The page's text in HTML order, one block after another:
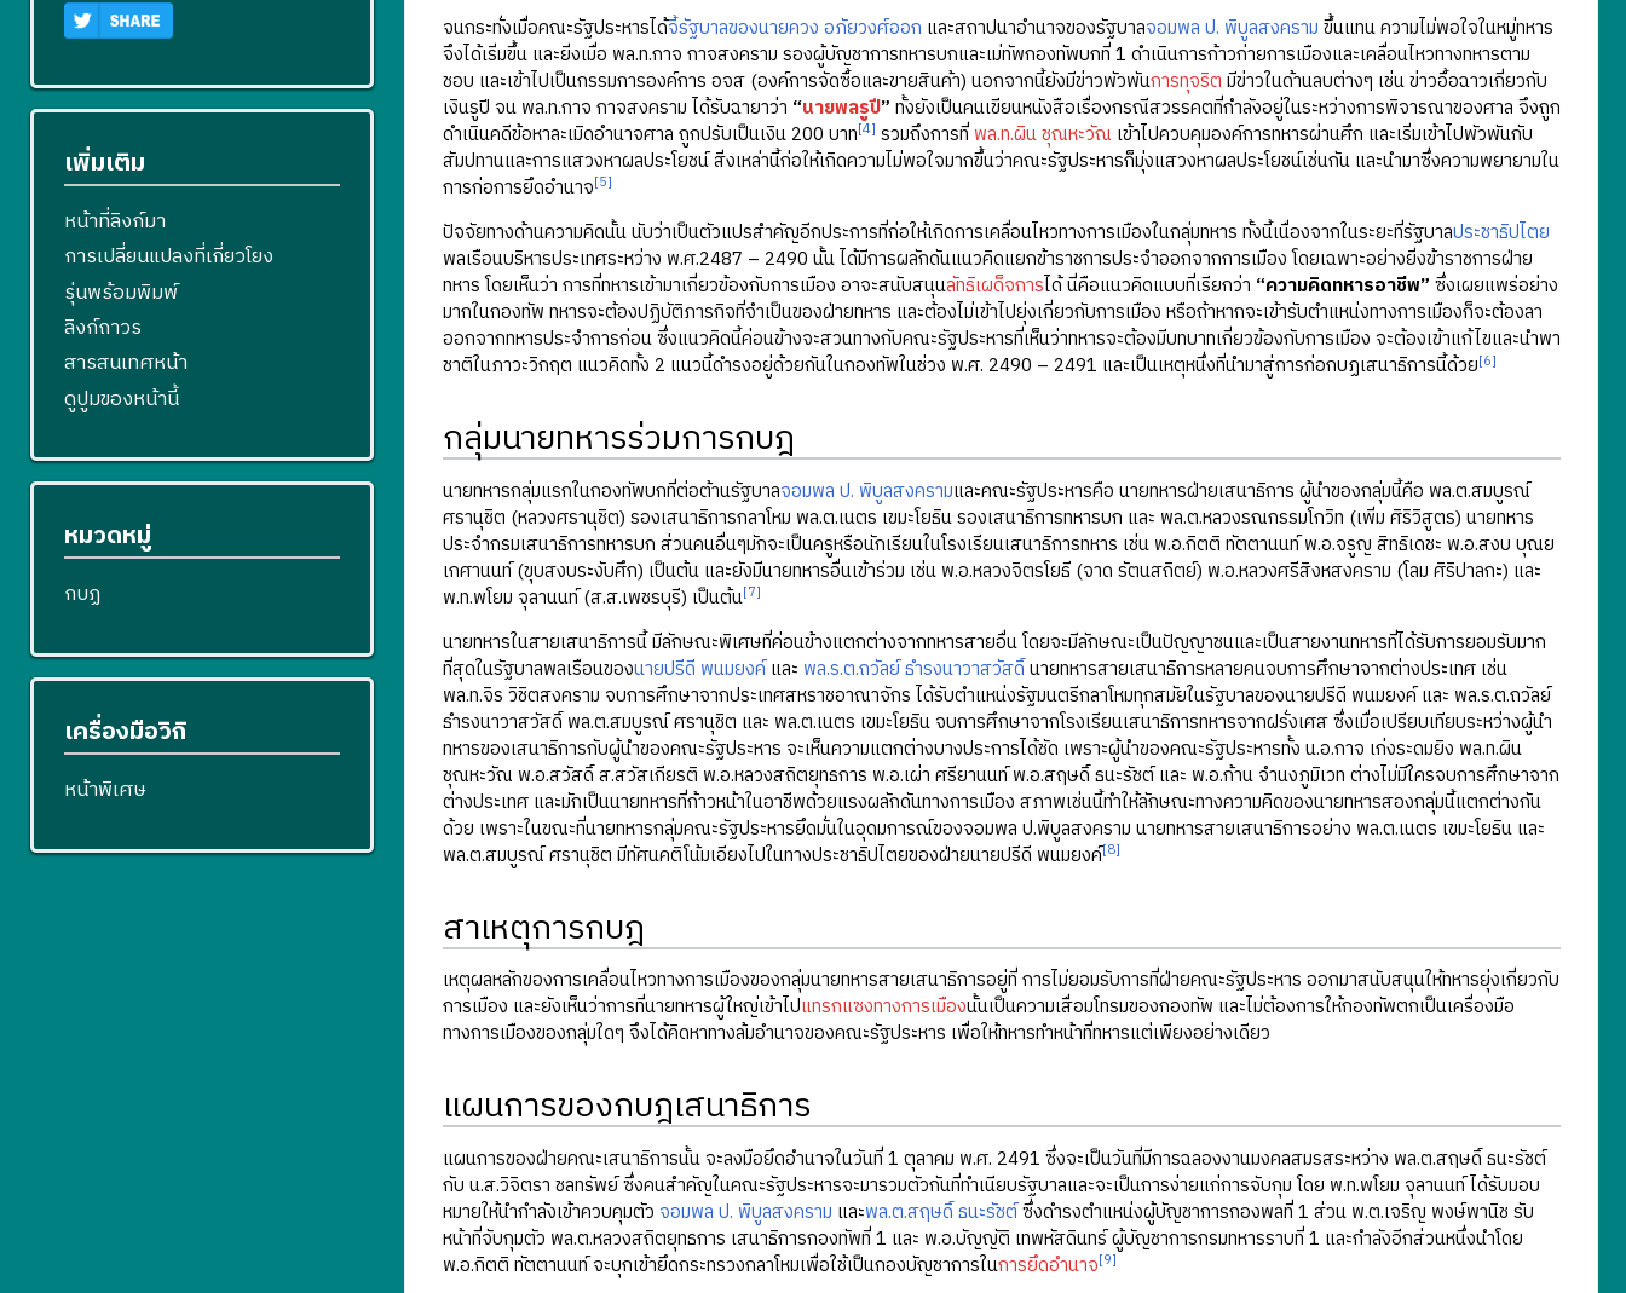
จนกระทั่งเมื่อคณะรัฐประหารได้จี้รัฐบาลของนายควง อภัยวงศ์ออก และสถาปนาอำนาจของรัฐบาลจอมพล ป. พิบูลสงคราม ขึ้นแทน ความไม่พอใจในหมู่ทหาร
จึงได้เริ่มขึ้น และยิ่งเมื่อ พล.ท.กาจ กาจสงคราม รองผู้บัญชาการทหารบกและเม่ทัพกองทัพบกที่ 1 ดำเนินการก้าวก่ายการเมืองและเคลื่อนไหวทางทหารตาม
ชอบ และเข้าไปเป็นกรรมการองค์การ อจส (องค์การจัดซื้อและขายสินค้า) นอกจากนี้ยังมีข่าวพัวพันการทุจริต มีข่าวในด้านลบต่างๆ เช่น ข่าวอื้อฉาวเกี่ยวกับ
เงินรูปี จน พล.ท.กาจ กาจสงคราม ได้รับฉายาว่า “นายพลรูปี” ทั้งยังเป็นคนเขียนหนังสือเรื่องกรณีสวรรคตที่กำลังอยู่ในระหว่างการพิจารณาของศาล จึงถูก
ดำเนินคดีข้อหาละเมิดอำนาจศาล ถูกปรับเป็นเงิน 200 บาท[4] รวมถึงการที่ พล.ท.ผิน ชุณหะวัณ เข้าไปควบคุมองค์การทหารผ่านศึก และเริ่มเข้าไปพัวพันกับ
สัมปทานและการแสวงหาผลประโยชน์ สิ่งเหล่านี้ก่อให้เกิดความไม่พอใจมากขึ้นว่าคณะรัฐประหารก็มุ่งแสวงหาผลประโยชน์เช่นกัน และนำมาซึ่งความพยายามใน
การก่อการยึดอำนาจ[5]
ปัจจัยทางด้านความคิดนั้น นับว่าเป็นตัวแปรสำคัญอีกประการที่ก่อให้เกิดการเคลื่อนไหวทางการเมืองในกลุ่มทหาร ทั้งนี้เนื่องจากในระยะที่รัฐบาลประชาธิปไตย
พลเรือนบริหารประเทศระหว่าง พ.ศ.2487 – 2490 นั้น ได้มีการผลักดันแนวคิดแยกข้าราชการประจำออกจากการเมือง โดยเฉพาะอย่างยิ่งข้าราชการฝ่าย
ทหาร โดยเห็นว่า การที่ทหารเข้ามาเกี่ยวข้องกับการเมือง อาจะสนับสนุนลัทธิเผด็จการได้ นี่คือแนวคิดแบบที่เรียกว่า “ความคิดทหารอาชีพ” ซึ่งเผยแพร่อย่าง
มากในกองทัพ ทหารจะต้องปฏิบัติภารกิจที่จำเป็นของฝ่ายทหาร และต้องไม่เข้าไปยุ่งเกี่ยวกับการเมือง หรือถ้าหากจะเข้ารับตำแหน่งทางการเมืองก็จะต้องลา
ออกจากทหารประจำการก่อน ซึ่งแนวคิดนี้ค่อนข้างจะสวนทางกับคณะรัฐประหารที่เห็นว่าทหารจะต้องมีบทบาทเกี่ยวข้องกับการเมือง จะต้องเข้าแก้ไขและนำพา
ชาติในภาวะวิกฤต แนวคิดทั้ง 2 แนวนี้ดำรงอยู่ด้วยกันในกองทัพในช่วง พ.ศ. 2490 – 2491 และเป็นเหตุหนึ่งที่นำมาสู่การก่อกบฏเสนาธิการนี้ด้วย[6]
กลุ่มนายทหารร่วมการกบฎ
นายทหารกลุ่มแรกในกองทัพบกที่ต่อต้านรัฐบาลจอมพล ป. พิบูลสงครามและคณะรัฐประหารคือ นายทหารฝ่ายเสนาธิการ ผู้นำของกลุ่มนี้คือ พล.ต.สมบูรณ์
ศรานุชิต (หลวงศรานุชิต) รองเสนาธิการกลาโหม พล.ต.เนตร เขมะโยธิน รองเสนาธิการทหารบก และ พล.ต.หลวงรณกรรมโกวิท (เพิ่ม ศิริวิสูตร) นายทหาร
ประจำกรมเสนาธิการทหารบก ส่วนคนอื่นๆมักจะเป็นครูหรือนักเรียนในโรงเรียนเสนาธิการทหาร เช่น พ.อ.กิตติ ทัตตานนท์ พ.อ.จรูญ สิทธิเดชะ พ.อ.สงบ บุณย
เกศานนท์ (ขุบสงบระงับศึก) เป็นต้น และยังมีนายทหารอื่นเข้าร่วม เช่น พ.อ.หลวงจิตรโยธี (จาด รัตนสถิตย์) พ.อ.หลวงศรีสิงหสงคราม (โลม ศิริปาลกะ) และ
พ.ท.พโยม จุลานนท์ (ส.ส.เพชรบุรี) เป็นต้น[7]
นายทหารในสายเสนาธิการนี้ มีลักษณะพิเศษที่ค่อนข้างแตกต่างจากทหารสายอื่น โดยจะมีลักษณะเป็นปัญญาชนและเป็นสายงานทหารที่ได้รับการยอมรับมาก
ที่สุดในรัฐบาลพลเรือนของนายปรีดี พนมยงค์และ พล.ร.ต.ถวัลย์ ธำรงนาวาสวัสดิ์นายทหารสายเสนาธิการหลายคนจบการศึกษาจากต่างประเทศ เช่น
พล.ท.จิร วิชิตสงคราม จบการศึกษาจากประเทศสหราชอาณาจักร ได้รับตำแหน่งรัฐมนตรีกลาโหมทุกสมัยในรัฐบาลของนายปรีดี พนมยงค์ และ พล.ร.ต.ถวัลย์
ธำรงนาวาสวัสดิ์ พล.ต.สมบูรณ์ ศรานุชิต และ พล.ต.เนตร เขมะโยธิน จบการศึกษาจากโรงเรียนเสนาธิการทหารจากฝรั่งเศส ซึ่งเมื่อเปรียบเทียบระหว่างผู้นำ
ทหารของเสนาธิการกับผู้นำของคณะรัฐประหาร จะเห็นความแตกต่างบางประการได้ชัด เพราะผู้นำของคณะรัฐประหารทั้ง น.อ.กาจ เก่งระดมยิง พล.ท.ผิน
ชุณหะวัณ พ.อ.สวัสดิ์ ส.สวัสเกียรติ พ.อ.หลวงสถิตยุทธการ พ.อ.เผ่า ศรียานนท์ พ.อ.สฤษดิ์ ธนะรัชต์ และ พ.อ.ก้าน จำนงภูมิเวท ต่างไม่มีใครจบการศึกษาจาก
ต่างประเทศ และมักเป็นนายทหารที่ก้าวหน้าในอาชีพด้วยแรงผลักดันทางการเมือง สภาพเช่นนี้ทำให้ลักษณะทางความคิดของนายทหารสองกลุ่มนี้แตกต่างกัน
ด้วย เพราะในขณะที่นายทหารกลุ่มคณะรัฐประหารยึดมั่นในอุดมการณ์ของจอมพล ป.พิบูลสงคราม นายทหารสายเสนาธิการอย่าง พล.ต.เนตร เขมะโยธิน และ
พล.ต.สมบูรณ์ ศรานุชิต มีทัศนคติโน้มเอียงไปในทางประชาธิปไตยของฝ่ายนายปรีดี พนมยงค์[8]
สาเหตุการกบฎ
เหตุผลหลักของการเคลื่อนไหวทางการเมืองของกลุ่มนายทหารสายเสนาธิการอยู่ที่ การไม่ยอมรับการที่ฝ่ายคณะรัฐประหาร ออกมาสนับสนุนให้ทหารยุ่งเกี่ยวกับ
การเมือง และยังเห็นว่าการที่นายทหารผู้ใหญ่เข้าไปแทรกแซงทางการเมืองนั้นเป็นความเสื่อมโทรมของกองทัพ และไม่ต้องการให้กองทัพตกเป็นเครื่องมือ
ทางการเมืองของกลุ่มใดๆ จึงได้คิดหาทางล้มอำนาจของคณะรัฐประหาร เพื่อให้ทหารทำหน้าที่ทหารแต่เพียงอย่างเดียว
แผนการของกบฎเสนาธิการ
แผนการของฝ่ายคณะเสนาธิการนั้น จะลงมือยึดอำนาจในวันที่ 1 ตุลาคม พ.ศ. 2491 ซึ่งจะเป็นวันที่มีการฉลองงานมงคลสมรสระหว่าง พล.ต.สฤษดิ์ ธนะรัชต์
กับ น.ส.วิจิตรา ชลทรัพย์ ซึ่งคนสำคัญในคณะรัฐประหารจะมารวมตัวกันที่ทำเนียบรัฐบาลและจะเป็นการง่ายแก่การจับกุม โดย พ.ท.พโยม จุลานนท์ ได้รับมอบ
หมายให้นำกำลังเข้าควบคุมตัว จอมพล ป. พิบูลสงคราม และพล.ต.สฤษดิ์ ธนะรัชต์ซึ่งดำรงตำแหน่งผู้บัญชาการกองพลที่ 1 ส่วน พ.ต.เจริญ พงษ์พานิช รับ
หน้าที่จับกุมตัว พล.ต.หลวงสถิตยุทธการ เสนาธิการกองทัพที่ 1 และ พ.อ.บัญญัติ เทพหัสดินทร์ ผู้บัญชาการกรมทหารราบที่ 1 และกำลังอีกส่วนหนึ่งนำโดย
พ.อ.กิตติ ทัตตานนท์ จะบุกเข้ายึดกระทรวงกลาโหมเพื่อใช้เป็นกองบัญชาการในการยึดอำนาจ[9]
เพิ่มเติม
หน้าที่ลิงก์มา
การเปลี่ยนแปลงที่เกี่ยวโยง
รุ่นพร้อมพิมพ์
ลิงก์ถาวร
สารสนเทศหน้า
ดูปูมของหน้านี้
หมวดหมู่
กบฏ
เครื่องมือวิกิ
หน้าพิเศษ